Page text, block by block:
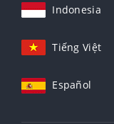
Indonesia
Tiếng Việt
Español